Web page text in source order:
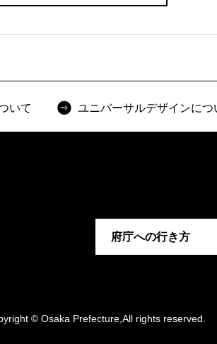
いて ユニバーサルデザインにつ
府庁への行き方
© Osaka Prefecture,All rights reserved.